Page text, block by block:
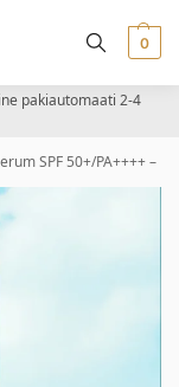
0
pakiautomaati 2-4
SPF 50+/PA++++ –